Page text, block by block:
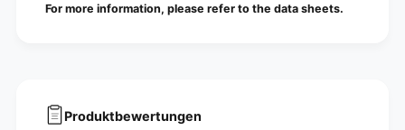
For more information, please refer to the data sheets.
Produktbewertungen